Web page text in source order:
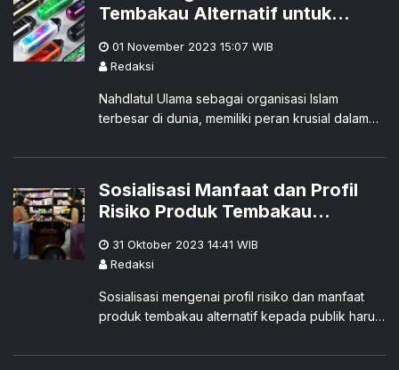
Tembakau Alternatif untuk
01 November 2023 15:07 WIB
Redaksi
Nahdlatul Ulama sebagai organisasi Islam
terbesar di dunia, memiliki peran krusial dalam
menyebarluaskan informasi yang akurat
Sosialisasi Manfaat dan Profil
Risiko Produk Tembakau
31 Oktober 2023 14:41 WIB
Redaksi
Sosialisasi mengenai profil risiko dan manfaat
produk tembakau alternatif kepada publik harus
bersumber dari kajian ilmiah.